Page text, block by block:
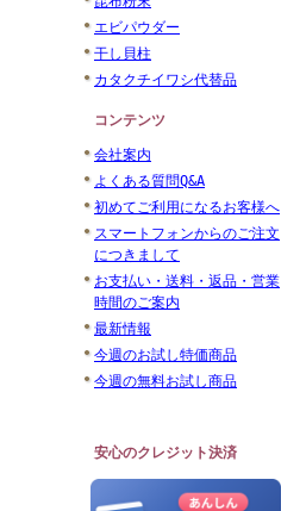
エビパウダー
干し貝柱
カタクチイワシ代替品
コンテンツ
会社案内
よくある質問Q&A
初めてご利用になるお客様へ
スマートフォンからのご注文
につきまして
お支払い・送料・返品・営業
時間のご案内
最新情報
今週のお試し特価商品
今週の無料お試し商品
安心のクレジット決済